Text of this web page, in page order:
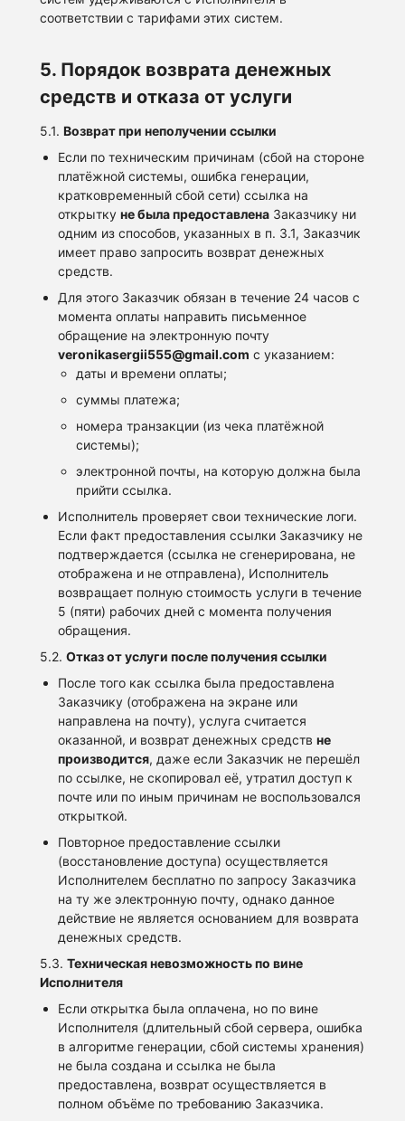
соответствии с тарифами этих систем.
5. Порядок возврата денежных
средств и отказа от услуги
5.1. Возврат при неполучении ссылки
Если по техническим причинам (сбой на стороне
платёжной системы, ошибка генерации,
кратковременный сбой сети) ссылка на
открытку не была предоставлена Заказчику ни
одним из способов, указанных в п. 3.1, Заказчик
имеет право запросить возврат денежных
средств.
Для этого Заказчик обязан в течение 24 часов с
момента оплаты направить письменное
обращение на электронную почту
veronikasergii555@gmail.com с указанием:
даты и времени оплаты;
суммы платежа;
номера транзакции (из чека платёжной
системы);
электронной почты, на которую должна была
прийти ссылка.
Исполнитель проверяет свои технические логи.
Если факт предоставления ссылки Заказчику не
подтверждается (ссылка не сгенерирована, не
отображена и не отправлена), Исполнитель
возвращает полную стоимость услуги в течение
5 (пяти) рабочих дней с момента получения
обращения.
5.2. Отказ от услуги после получения ссылки
После того как ссылка была предоставлена
Заказчику (отображена на экране или
направлена на почту), услуга считается
оказанной, и возврат денежных средств не
производится, даже если Заказчик не перешёл
по ссылке, не скопировал её, утратил доступ к
почте или по иным причинам не воспользовался
открыткой.
Повторное предоставление ссылки
(восстановление доступа) осуществляется
Исполнителем бесплатно по запросу Заказчика
на ту же электронную почту, однако данное
действие не является основанием для возврата
денежных средств.
5.3. Техническая невозможность по вине
Исполнителя
Если открытка была оплачена, но по вине
Исполнителя (длительный сбой сервера, ошибка
в алгоритме генерации, сбой системы хранения)
не была создана и ссылка не была
предоставлена, возврат осуществляется в
полном объёме по требованию Заказчика.